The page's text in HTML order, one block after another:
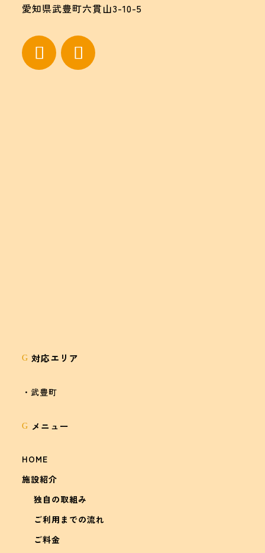
愛知県武豊町六貫山3-10-5
G 対応エリア
・武豊町
G メニュー
HOME
施設紹介
独自の取組み
ご利用までの流れ
ご料金